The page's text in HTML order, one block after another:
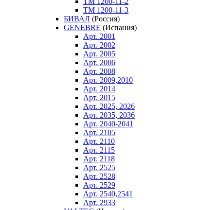
ТM 1200-11-3
БИВАЛ (Россия)
GENEBRE (Испания)
Арт. 2001
Арт. 2002
Арт. 2005
Арт. 2006
Арт. 2008
Арт. 2009,2010
Арт. 2014
Арт. 2015
Арт. 2025, 2026
Арт. 2035, 2036
Арт. 2040-2041
Арт. 2105
Арт. 2110
Арт. 2115
Арт. 2118
Арт. 2525
Арт. 2528
Арт. 2529
Арт. 2540,2541
Арт. 2933